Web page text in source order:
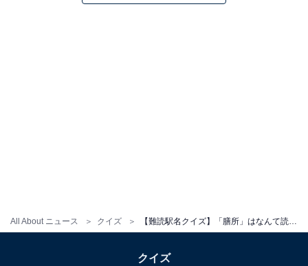
All About ニュース クイズ
クイズ